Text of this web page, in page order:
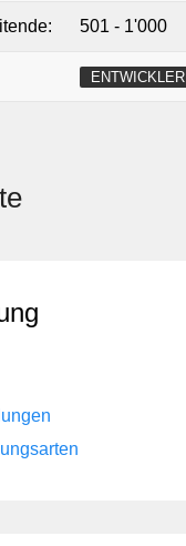
501 - 1'000
ENTWICKLER